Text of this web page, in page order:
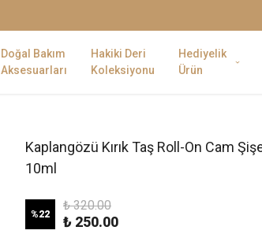
Doğal Bakım
Aksesuarları
Hakiki Deri
Koleksiyonu
Hediyelik
Ürün
Kaplangözü Kırık Taş Roll-On Cam
10ml
%22
₺ 320.00
₺ 250.00